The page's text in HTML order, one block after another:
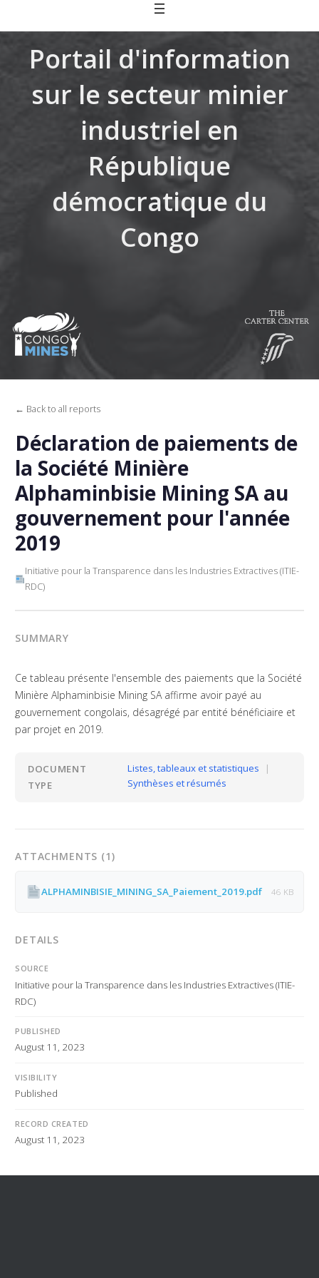
Portail d'information
sur le secteur minier
industriel en
République
démocratique du
Congo
← Back to all reports
Déclaration de paiements de
la Société Minière
Alphaminbisie Mining SA au
gouvernement pour l'année
2019
Initiative pour la Transparence dans les Industries Extractives (ITIE-
RDC)
SUMMARY
Ce tableau présente l'ensemble des paiements que la Société
Minière Alphaminbisie Mining SA affirme avoir payé au
gouvernement congolais, désagrégé par entité bénéficiaire et
par projet en 2019.
DOCUMENT
TYPE
Listes, tableaux et statistiques
|
Synthèses et résumés
ATTACHMENTS (1)
ALPHAMINBISIE_MINING_SA_Paiement_2019.pdf 46 KB
DETAILS
SOURCE
Initiative pour la Transparence dans les Industries Extractives (ITIE-
RDC)
PUBLISHED
August 11, 2023
VISIBILITY
Published
RECORD CREATED
August 11, 2023